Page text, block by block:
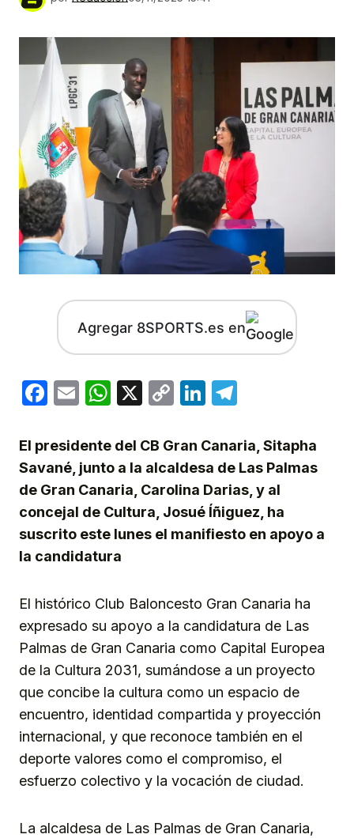
Agregar 8SPORTS.es en
Facebook
EmailWhatsApp
X
CopyLinkedIn
El presidente del CB Gran Canaria, Sitapha
Savané, junto a la alcaldesa de Las Palmas
de Gran Canaria, Carolina Darias, y al
concejal de Cultura, Josué Íñiguez, ha
suscrito este lunes el manifiesto en apoyo a
la candidatura
El histórico Club Baloncesto Gran Canaria ha
expresado su apoyo a la candidatura de Las
Palmas de Gran Canaria como Capital Europea
de la Cultura 2031, sumándose a un proyecto
que concibe la cultura como un espacio de
encuentro, identidad compartida y proyección
internacional, y que reconoce también en el
deporte valores como el compromiso, el
esfuerzo colectivo y la vocación de ciudad.
La alcaldesa de Las Palmas de Gran Canaria,